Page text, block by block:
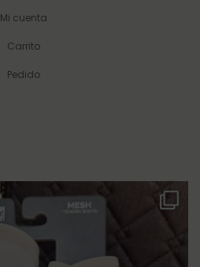
Mi cuenta
Carrito
Pedido